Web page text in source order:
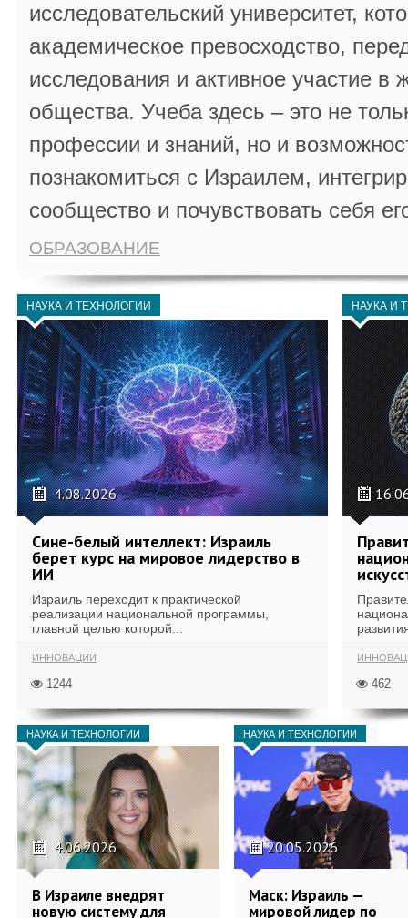
исследовательский университет,
академическое превосходство,
исследования и активное участие в
общества. Учеба здесь – это не
профессии и знаний, но и
познакомиться с Израилем,
сообщество и почувствовать себя
ОБРАЗОВАНИЕ
НАУКА И ТЕХНОЛОГИИ
4.08.2026
Сине-белый интеллект: Израиль
берет курс на мировое лидерство в
ИИ
Израиль переходит к практической
реализации национальной программы,
главной целью которой...
ИННОВАЦИИ
1244
НАУКА И
462
НАУКА И ТЕХНОЛОГИИ
4.06.2026
В Израиле внедрят
новую систему для
НАУКА И ТЕХНОЛОГИИ
20.05.2026
Маск: Израиль —
мировой лидер по